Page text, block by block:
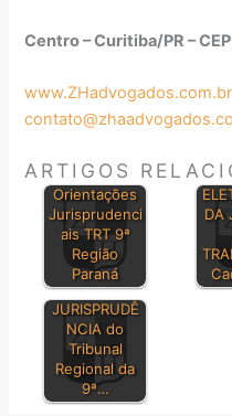
Centro – Curitiba/PR –
www.ZHadvogados.com.br
ARTIGOS
Orientações
Jurisprudenci
ais TRT 9ª
Região
Paraná
DA
BOLETIM DE
JURISPRUDÊ
NCIA do
Tribunal
Regional da
9ª…